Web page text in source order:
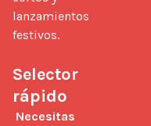
lanzamientos
festivos.
Selector
rápido
Necesitas